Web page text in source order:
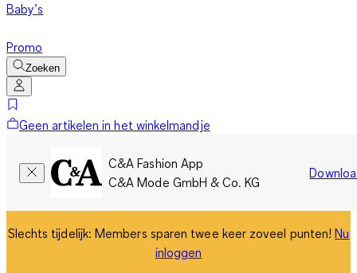
Baby’s
Promo
Zoeken
Geen artikelen in het winkelmandje
C&A Fashion App
C&A Mode GmbH & Co. KG
Slechts tijdelijk: Members sparen twee keer zoveel punten!Nu
inloggen